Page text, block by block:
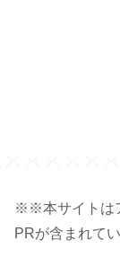
※※本サイトは
PRが含まれて